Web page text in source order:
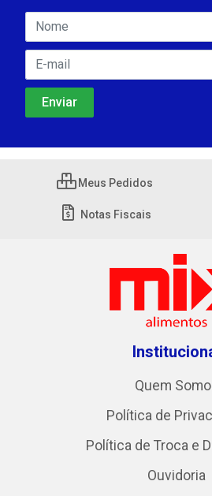
Meus Pedidos
Notas Fiscais
Quem
Política de
Política de Troca e
Ouvidoria